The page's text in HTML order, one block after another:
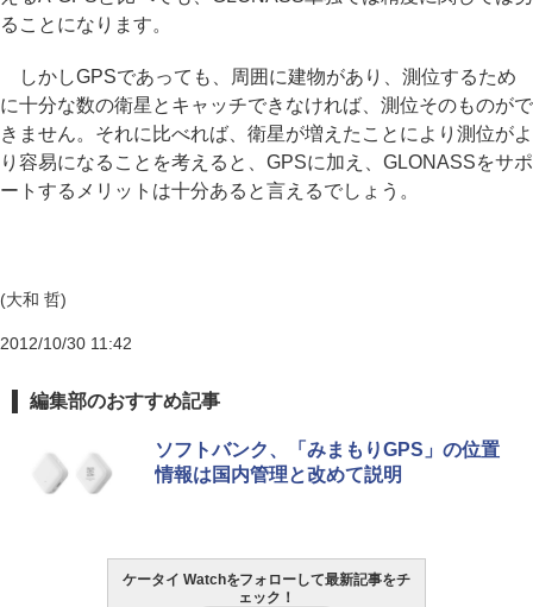
ることになります。
しかしGPSであっても、周囲に建物があり、測位するため
に十分な数の衛星とキャッチできなければ、測位そのものがで
きません。それに比べれば、衛星が増えたことにより測位がよ
り容易になることを考えると、GPSに加え、GLONASSをサポ
ートするメリットは十分あると言えるでしょう。
(大和 哲)
2012/10/30 11:42
編集部のおすすめ記事
ソフトバンク、「みまもりGPS」の位置
情報は国内管理と改めて説明
ケータイ Watchをフォローして最新記事をチ
ェック！